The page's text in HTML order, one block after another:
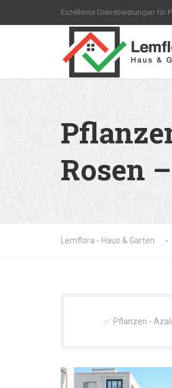
Exzellente Dienstleistungen für
Rosen
Lemflora - Haus & Garten
✅ Pflanzen -